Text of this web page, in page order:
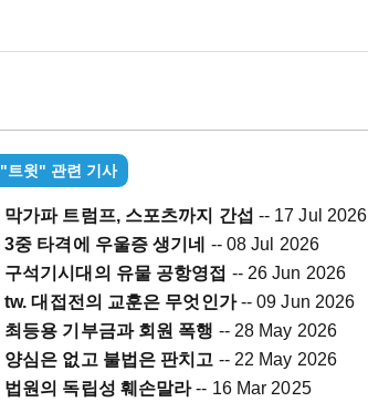
"트윗" 관련 기사
막가파 트럼프, 스포츠까지 간섭 -- 17 Jul 2026
3중 타격에 우울증 생기네
-- 08 Jul 2026
구석기시대의 유물 공항영접 -- 26 Jun 2026
tw. 대접전의 교훈은 무엇인가-- 09 Jun 2026
최등용 기부금과 회원 폭행 -- 28 May 2026
양심은 없고 불법은 판치고 -- 22 May 2026
법원의 독립성 훼손말라-- 16 Mar 2025